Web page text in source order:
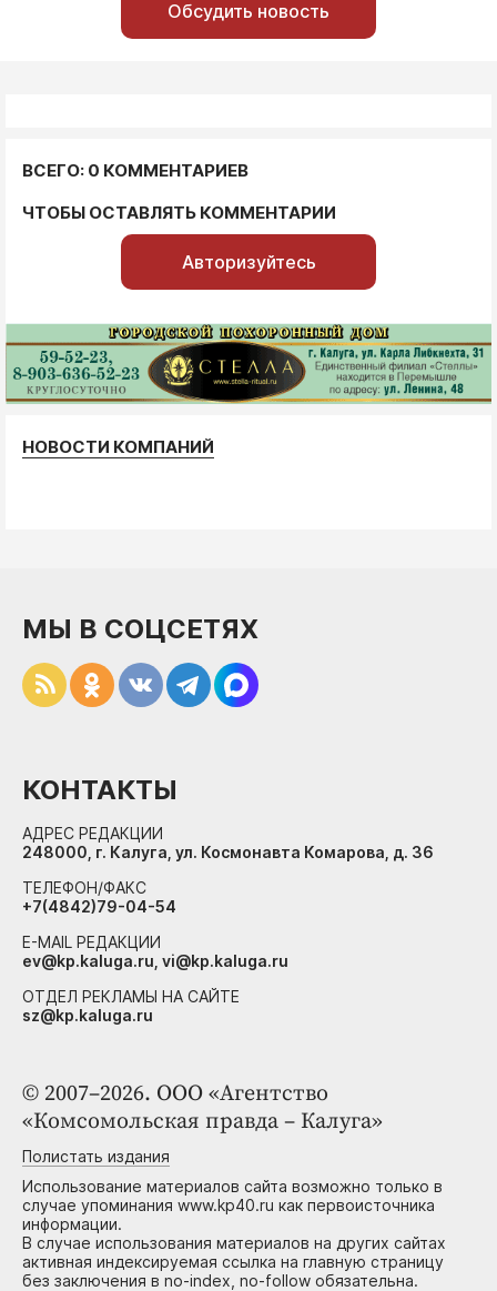
Обсудить новость
ВСЕГО: 0 КОММЕНТАРИЕВ
ЧТОБЫ ОСТАВЛЯТЬ КОММЕНТАРИИ
Авторизуйтесь
НОВОСТИ КОМПАНИЙ
© 2007–2026. ООО «Агентство
«Комсомольская правда – Калуга»
Полистать издания
Использование материалов сайта возможно только в
случае упоминания www.kp40.ru как первоисточника
информации.
В случае использования материалов на других сайтах
активная индексируемая ссылка на главную страницу
без заключения в no-index, no-follow обязательна.
МЫ В СОЦСЕТЯХ
КОНТАКТЫ
АДРЕС РЕДАКЦИИ
248000, г. Калуга, ул. Космонавта Комарова, д. 36
ТЕЛЕФОН/ФАКС
+7(4842)79-04-54
E-MAIL РЕДАКЦИИ
ev@kp.kaluga.ru, vi@kp.kaluga.ru
ОТДЕЛ РЕКЛАМЫ НА САЙТЕ
sz@kp.kaluga.ru